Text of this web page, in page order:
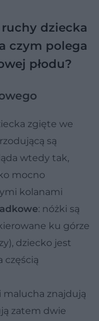
dziecka
czym polega
płodu?
zgięte we
są
wtedy tak,
mocno
kolanami
: nóżki są
ku górze
dziecko jest
częścią
malucha znajdują
zatem dwie